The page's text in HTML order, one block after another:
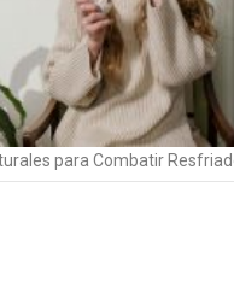
para Combatir